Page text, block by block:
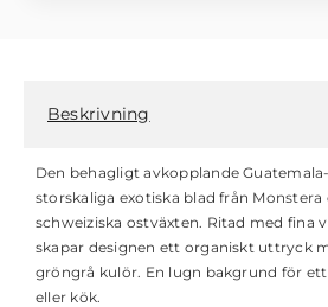
Beskrivning
Den behagligt avkopplande
storskaliga exotiska blad från Monstera
schweiziska ostväxten. Ritad med fina
skapar designen ett organiskt uttryck
gröngrå kulör. En lugn bakgrund för
eller kök.